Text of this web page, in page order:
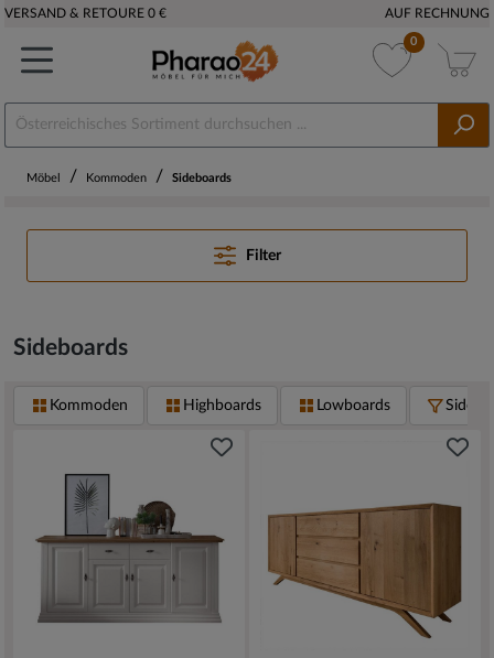
VERSAND & RETOURE 0 € AUF RECHNUNG
0
Möbel / Kommoden / Sideboards
Filter
Sideboards
Kommoden Highboards Lowboards